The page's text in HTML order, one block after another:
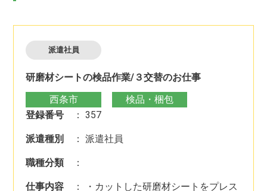
派遣社員
研磨材シートの検品作業/３交替のお仕事
西条市
検品・梱包
登録番号
： 357
派遣種別 ： 派遣社員
職種分類 ：
仕事内容 ：
・カットした研磨材シートをプレス